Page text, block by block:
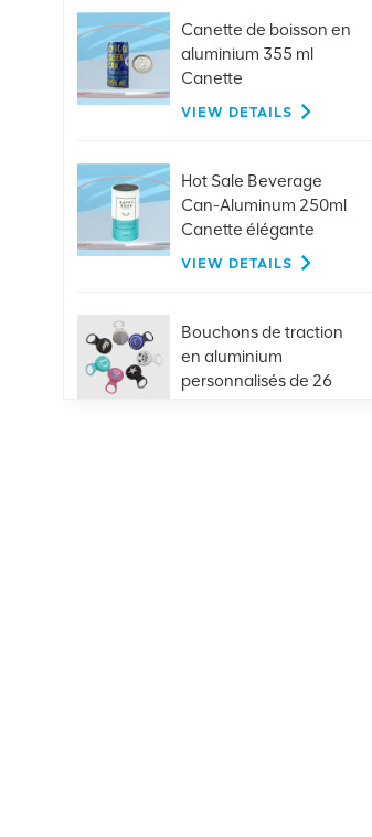
Canette de boisson en
aluminium 355 ml
Canette
élégante/lisse
VIEW DETAILS
Hot Sale Beverage
Can-Aluminum 250ml
Canette élégante
avec couvercles
VIEW DETAILS
Bouchons de traction
en aluminium
personnalisés de 26